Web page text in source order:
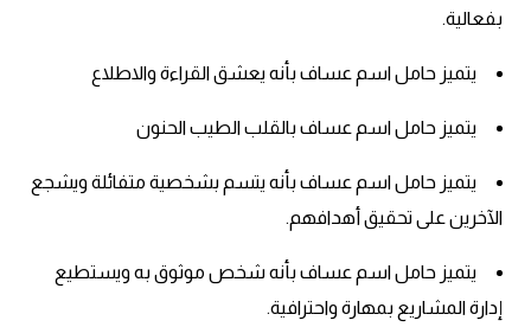
بفعالية.
يتميز حامل اسم عساف بأنه يعشق القراءة والاطلاع
يتميز حامل اسم عساف بالقلب الطيب الحنون
يتميز حامل اسم عساف بأنه يتسم بشخصية متفائلة ويشجع
الآخرين على تحقيق أهدافهم.
يتميز حامل اسم عساف بأنه شخص موثوق به ويستطيع
إدارة المشاريع بمهارة واحترافية.